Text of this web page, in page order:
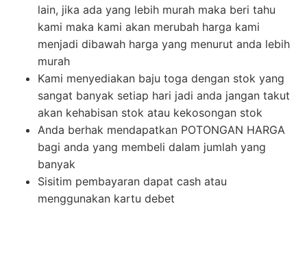
lain, jika ada yang lebih murah maka beri tahu
kami maka kami akan merubah harga kami
menjadi dibawah harga yang menurut anda lebih
murah
Kami menyediakan baju toga dengan stok yang
sangat banyak setiap hari jadi anda jangan takut
akan kehabisan stok atau kekosongan stok
Anda berhak mendapatkan POTONGAN HARGA
bagi anda yang membeli dalam jumlah yang
banyak
Sisitim pembayaran dapat cash atau
menggunakan kartu debet